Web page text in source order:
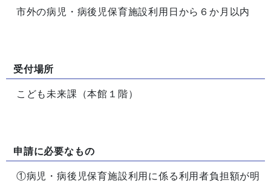
市外の病児・病後児保育施設利用日から６か月以内
受付場所
こども未来課（本館１階）
申請に必要なもの
①病児・病後児保育施設利用に係る利用者負担額が明